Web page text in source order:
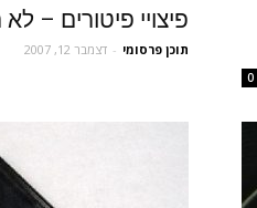
0
פיצויי פיטורים –
תוכן פרסומי - דצמבר 12, 2007